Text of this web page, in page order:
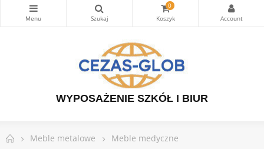
0
WYPOSAŻENIE SZKÓŁ I BIUR
Meble metalowe Meble medyczne